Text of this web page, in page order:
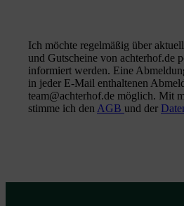
Ich möchte regelmäßig über
und Gutscheine von achterhof.de
informiert werden. Eine
in jeder E-Mail enthaltenen
team@achterhof.de möglich. Mit
stimme ich den AGB und der
Instagram